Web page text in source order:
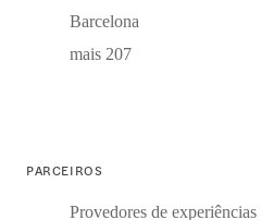
Barcelona
mais 207
PARCEIROS
Provedores de experiências